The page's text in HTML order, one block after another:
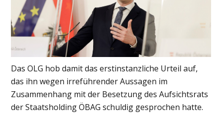
Das OLG hob damit das erstinstanzliche Urteil auf,
das ihn wegen irreführender Aussagen im
Zusammenhang mit der Besetzung des Aufsichtsrats
der Staatsholding ÖBAG schuldig gesprochen hatte.